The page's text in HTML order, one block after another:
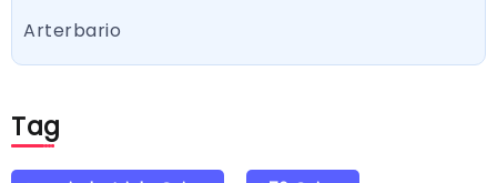
Arterbario
Tag